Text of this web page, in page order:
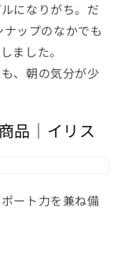
になりがち。だ
ップのなかでも
ました。
、朝の気分が少
品｜イリス
ート力を兼ね備